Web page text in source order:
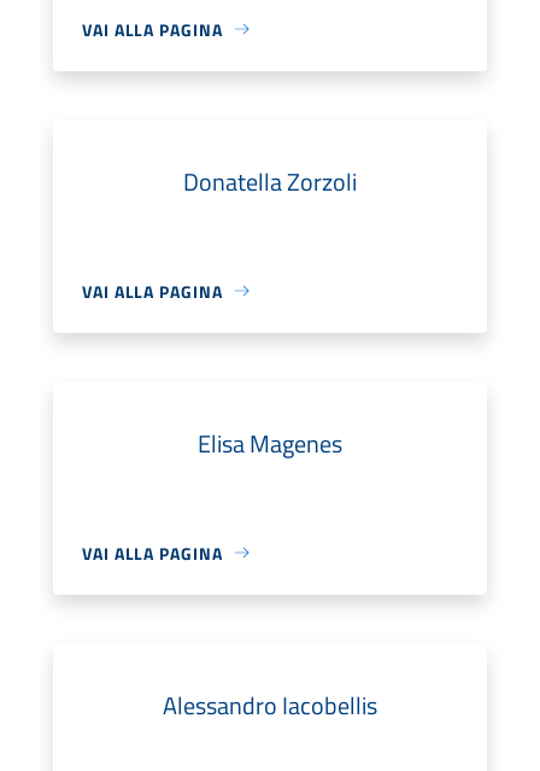
VAI ALLA PAGINA
Donatella Zorzoli
VAI ALLA PAGINA
Elisa Magenes
VAI ALLA PAGINA
Alessandro Iacobellis